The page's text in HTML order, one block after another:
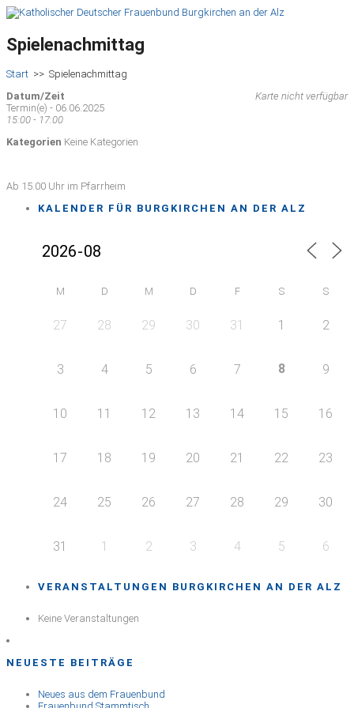
Spielenachmittag
Start >> Spielenachmittag
Karte nicht verfügbar
Datum/Zeit
Termin(e) - 06.06.2025
15:00 - 17:00
Kategorien Keine Kategorien
Ab 15.00 Uhr im Pfarrheim
KALENDER FÜR BURGKIRCHEN AN DER ALZ
M D M D F S S
27 28 29 30 31 1 2
3 4 5 6 7 8 9
10 11 12 13 14 15 16
17 18 19 20 21 22 23
24 25 26 27 28 29 30
31 1 2 3 4 5 6
VERANSTALTUNGEN BURGKIRCHEN AN DER ALZ
Keine Veranstaltungen
NEUESTE BEITRÄGE
Neues aus dem Frauenbund